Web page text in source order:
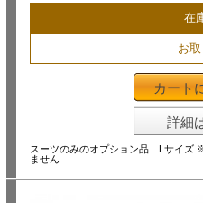
在
お
カート
詳細
スーツのみのオプション品 Lサイズ
ません